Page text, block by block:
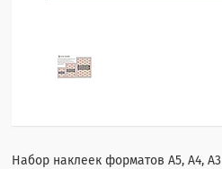
Набор наклеек форматов А5, А4, А3